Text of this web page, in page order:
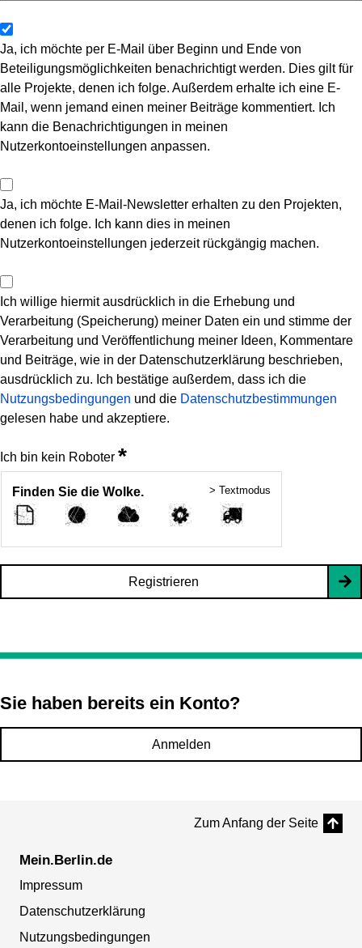
Ja, ich möchte per E-Mail über Beginn und Ende von
Beteiligungsmöglichkeiten benachrichtigt werden. Dies gilt für
alle Projekte, denen ich folge. Außerdem erhalte ich eine E-
Mail, wenn jemand einen meiner Beiträge kommentiert. Ich
kann die Benachrichtigungen in meinen
Nutzerkontoeinstellungen anpassen.
Ja, ich möchte E-Mail-Newsletter erhalten zu den Projekten,
denen ich folge. Ich kann dies in meinen
Nutzerkontoeinstellungen jederzeit rückgängig machen.
Ich willige hiermit ausdrücklich in die Erhebung und
Verarbeitung (Speicherung) meiner Daten ein und stimme der
Verarbeitung und Veröffentlichung meiner Ideen, Kommentare
und Beiträge, wie in der Datenschutzerklärung beschrieben,
ausdrücklich zu. Ich bestätige außerdem, dass ich die
Nutzungsbedingungen und die Datenschutzbestimmungen
gelesen habe und akzeptiere.
Ich bin kein Roboter *
Finden Sie die Wolke. > Textmodus
Registrieren
Sie haben bereits ein Konto?
Anmelden
Zum Anfang der Seite
Mein.Berlin.de
Impressum
Datenschutzerklärung
Nutzungsbedingungen